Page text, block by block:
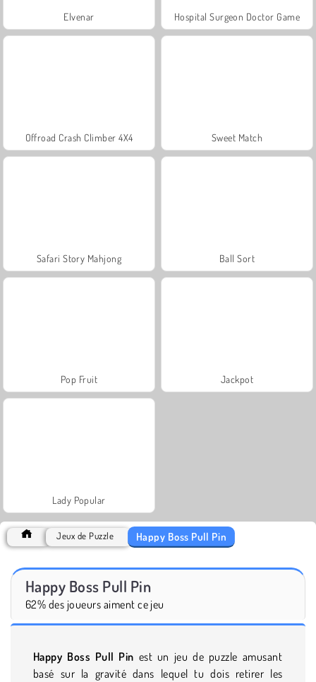
Elvenar Hospital Surgeon Doctor Game
Offroad Crash Climber 4X4 Sweet Match
Safari Story Mahjong Ball Sort
Pop Fruit Jackpot
Lady Popular
Jeux de Puzzle Happy Boss Pull Pin
Happy Boss Pull Pin
62% des joueurs aiment ce jeu
Happy Boss Pull Pin est un jeu de puzzle amusant
basé sur la gravité dans lequel tu dois retirer les